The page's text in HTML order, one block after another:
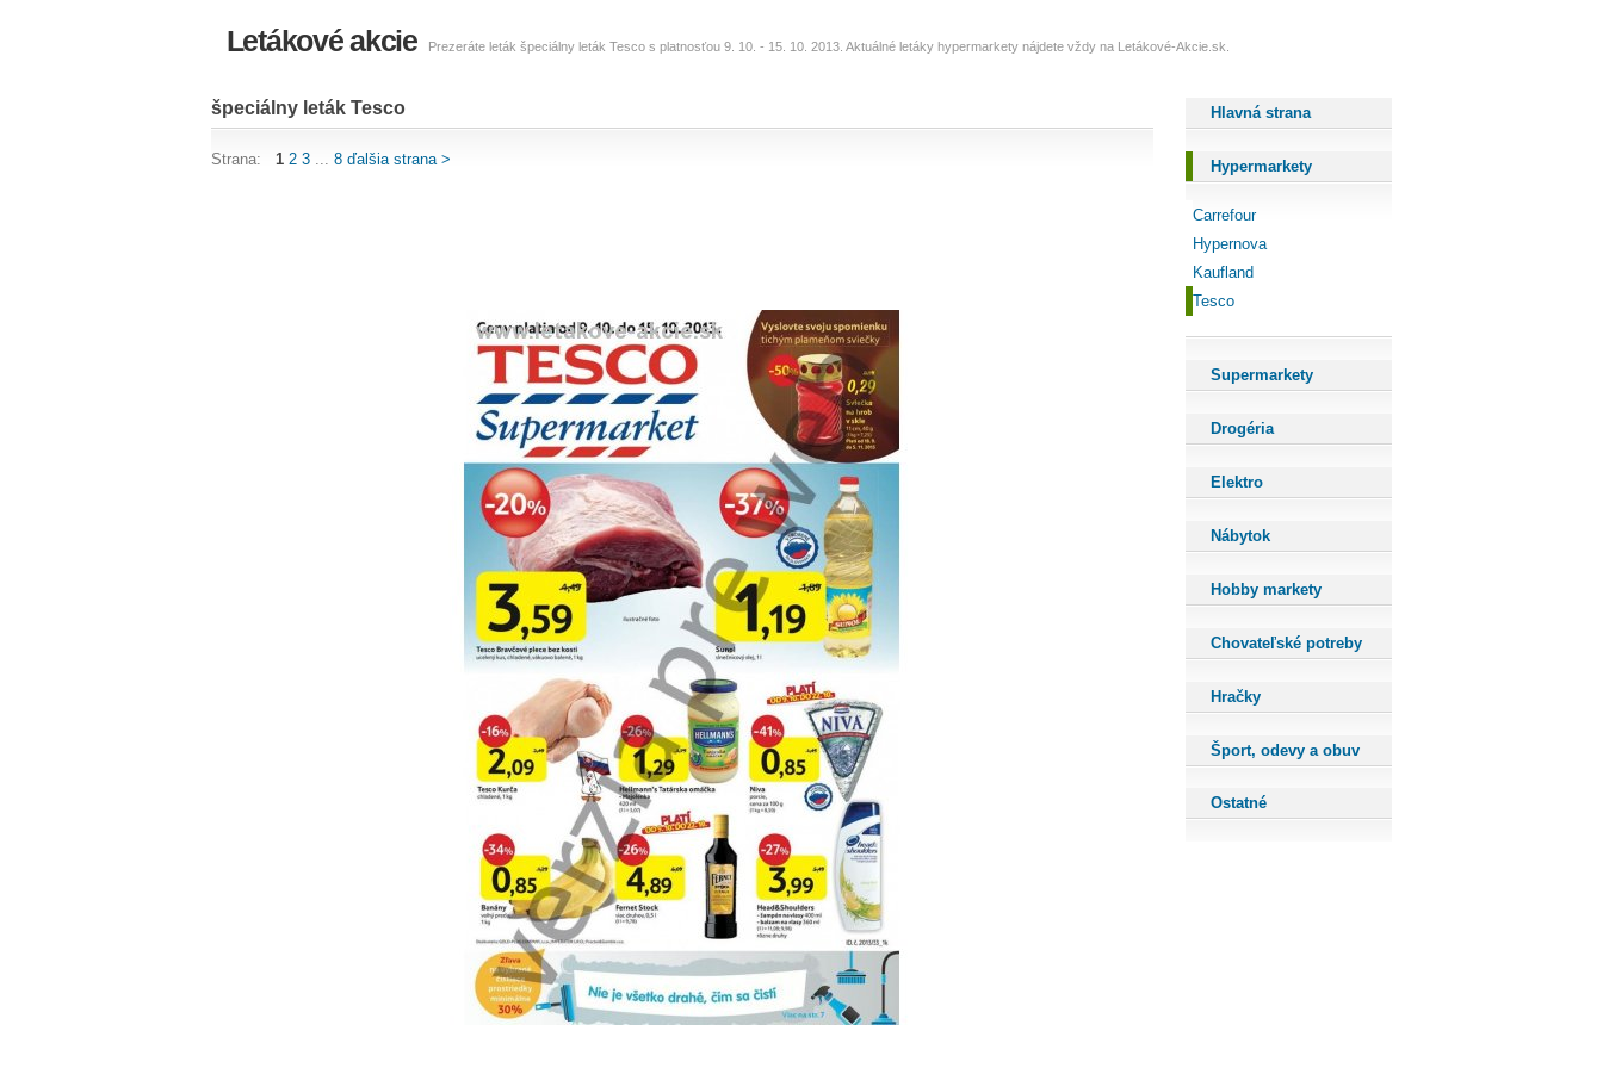
Letákové akcie Prezeráte leták špeciálny leták Tesco s platnosťou 9. 10. - 15. 10. 2013. Aktuálné letáky hypermarkety nájdete vždy na Letákové-Akcie.sk.
špeciálny leták Tesco
Strana: 1 2 3 8 ďalšia strana >
Hlavná strana
Hypermarkety
Carrefour
Hypernova
Kaufland
Tesco
Supermarkety
Drogéria
Elektro
Nábytok
Hobby markety
Chovateľské potreby
Hračky
Šport, odevy a obuv
Ostatné